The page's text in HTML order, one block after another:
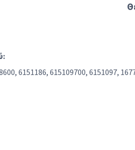
6151186, 615109700, 6151097,